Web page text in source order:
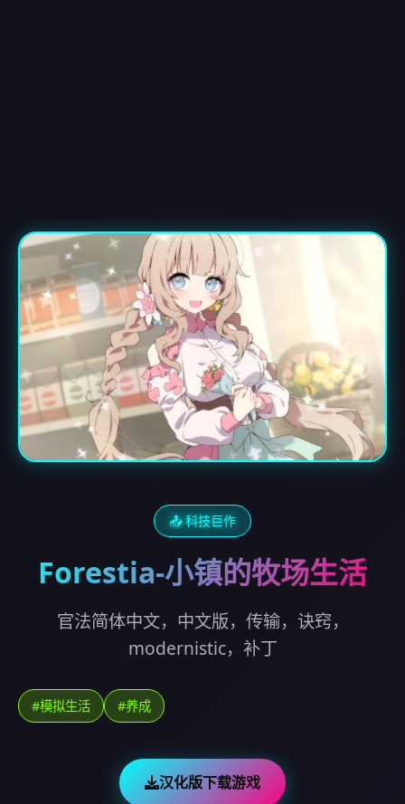
📤 科技巨作
Forestia-小镇的牧场生活
官法简体中文，中文版，传输，诀窍，
modernistic，补丁
#模拟生活 #养成
汉化版下载游戏